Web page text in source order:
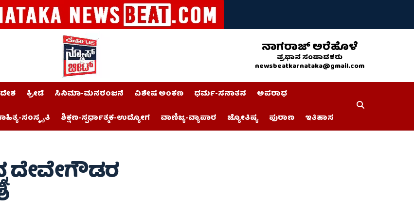
ನಾಗರಾಜ್ ಅರೆಹೊಳೆ
ಪ್ರಧಾನ ಸಂಪಾದಕರು
newsbeatkarnataka@gmail.com
ಕ್ರೀಡೆ ಸಿನಿಮಾ-ಮನರಂಜನೆ ವಿಶೇಷ ಅಂಕಣ ಧರ್ಮ-ಸನಾತನ
ಅಪರಾಧ
ಸಂಸ್ಕೃತಿ ಶಿಕ್ಷಣ-ಸ್ಪರ್ಧಾತ್ಮಕ-ಉದ್ಯೋಗ ವಾಣಿಜ್ಯ-ವ್ಯಾಪಾರ ಜ್ಯೋತಿಷ್ಯ ಪುರಾಣ ಇತಿಹಾಸ
ದೇವೇಗೌಡರ